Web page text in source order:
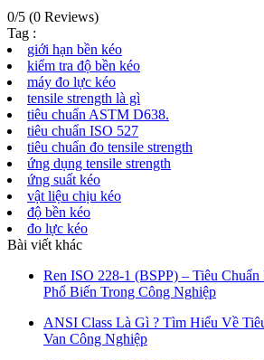
0/5 (0 Reviews)
Tag :
giới hạn bền kéo
kiểm tra độ bền kéo
máy đo lực kéo
tensile strength là gì
tiêu chuẩn ASTM D638.
tiêu chuẩn ISO 527
tiêu chuẩn đo tensile strength
ứng dụng tensile strength
ứng suất kéo
vật liệu chịu kéo
độ bền kéo
đo lực kéo
Bài viết khác
Ren ISO 228-1 (BSPP) – Tiêu Chuẩn
Phổ Biến Trong Công Nghiệp
ANSI Class Là Gì ? Tìm Hiểu Về
Van Công Nghiệp